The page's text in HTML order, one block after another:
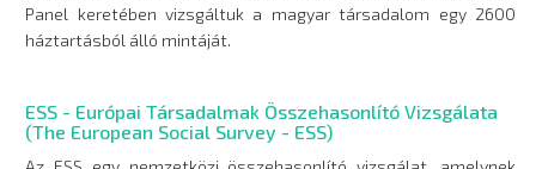
Panel keretében vizsgáltuk a magyar társadalom egy 2600
háztartásból álló mintáját.
ESS - Európai Társadalmak Összehasonlító Vizsgálata
(The European Social Survey - ESS)